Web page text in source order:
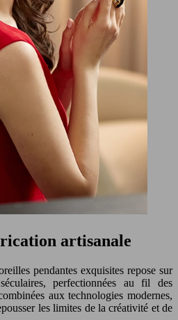
artisanale
pendantes exquisites repose sur
perfectionnées au fil des
aux technologies modernes,
les limites de la créativité et de